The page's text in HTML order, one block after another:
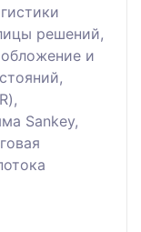
решений,
и
Sankey,